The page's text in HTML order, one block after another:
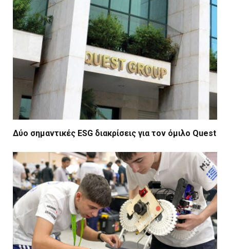
Δύο σημαντικές ESG διακρίσεις για τον όμιλο Quest